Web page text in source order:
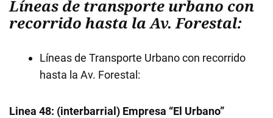
Líneas de transporte urbano con
recorrido hasta la Av. Forestal:
Líneas de Transporte Urbano con recorrido
hasta la Av. Forestal:
Linea 48: (interbarrial) Empresa “El Urbano”